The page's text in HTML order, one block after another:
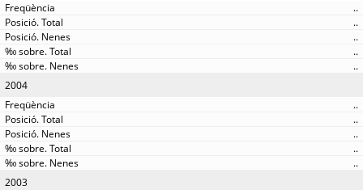
..
..
..
..
..
2004
..
..
..
..
..
2003